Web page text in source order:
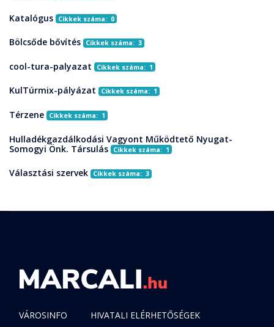
Katalógus Cikkek száma: 0
Bölcsőde bővítés Cikkek száma: 3
cool-tura-palyazat Cikkek száma: 1
KulTúrmix-pályázat Cikkek száma: 1
Térzene Cikkek száma: 1
Hulladékgazdálkodási Vagyont Működtető Nyugat-
Somogyi Önk. Társulás
Cikkek száma: 1
Választási szervek Cikkek száma: 3
VÁROSINFO HIVATALI ELÉRHETŐSÉGEK